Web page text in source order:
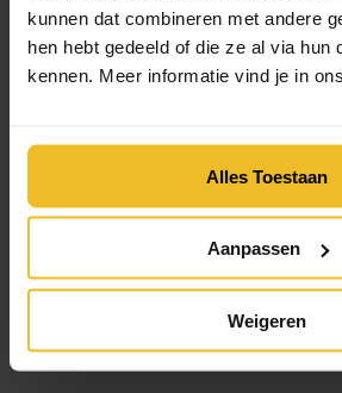
kunnen dat combineren met andere
hen hebt gedeeld of die ze al via hun
kennen. Meer informatie vind je in ons
Alles Toestaan
Aanpassen
Weigeren
VORIGE
Koppel jouw
kassasystee